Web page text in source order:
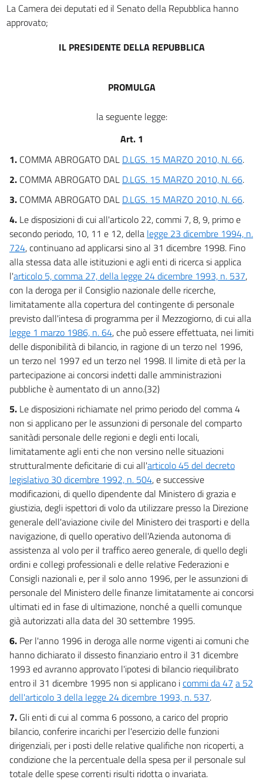
La Camera dei deputati ed il Senato della Repubblica hanno
approvato;
IL PRESIDENTE DELLA REPUBBLICA
PROMULGA
la seguente legge:
Art. 1
1. COMMA ABROGATO DAL D.LGS. 15 MARZO 2010, N. 66.
2. COMMA ABROGATO DAL D.LGS. 15 MARZO 2010, N. 66.
3. COMMA ABROGATO DAL D.LGS. 15 MARZO 2010, N. 66.
4. Le disposizioni di cui all'articolo 22, commi 7, 8, 9, primo e
secondo periodo, 10, 11 e 12, della legge 23 dicembre 1994, n.
724, continuano ad applicarsi sino al 31 dicembre 1998. Fino
alla stessa data alle istituzioni e agli enti di ricerca si applica
l'articolo 5, comma 27, della legge 24 dicembre 1993, n. 537,
con la deroga per il Consiglio nazionale delle ricerche,
limitatamente alla copertura del contingente di personale
previsto dall'intesa di programma per il Mezzogiorno, di cui alla
legge 1 marzo 1986, n. 64, che può essere effettuata, nei limiti
delle disponibilità di bilancio, in ragione di un terzo nel 1996,
un terzo nel 1997 ed un terzo nel 1998. Il limite di età per la
partecipazione ai concorsi indetti dalle amministrazioni
pubbliche è aumentato di un anno.(32)
5. Le disposizioni richiamate nel primo periodo del comma 4
non si applicano per le assunzioni di personale del comparto
sanitàdi personale delle regioni e degli enti locali,
limitatamente agli enti che non versino nelle situazioni
strutturalmente deficitarie di cui all'articolo 45 del decreto
legislativo 30 dicembre 1992, n. 504, e successive
modificazioni, di quello dipendente dal Ministero di grazia e
giustizia, degli ispettori di volo da utilizzare presso la Direzione
generale dell'aviazione civile del Ministero dei trasporti e della
navigazione, di quello operativo dell'Azienda autonoma di
assistenza al volo per il traffico aereo generale, di quello degli
ordini e collegi professionali e delle relative Federazioni e
Consigli nazionali e, per il solo anno 1996, per le assunzioni di
personale del Ministero delle finanze limitatamente ai concorsi
ultimati ed in fase di ultimazione, nonché a quelli comunque
già autorizzati alla data del 30 settembre 1995.
6. Per l'anno 1996 in deroga alle norme vigenti ai comuni che
hanno dichiarato il dissesto finanziario entro il 31 dicembre
1993 ed avranno approvato l'ipotesi di bilancio riequilibrato
entro il 31 dicembre 1995 non si applicano icommi da 47 a 52
dell'articolo 3 della legge 24 dicembre 1993, n. 537.
7. Gli enti di cui al comma 6 possono, a carico del proprio
bilancio, conferire incarichi per l'esercizio delle funzioni
dirigenziali, per i posti delle relative qualifiche non ricoperti, a
condizione che la percentuale della spesa per il personale sul
totale delle spese correnti risulti ridotta o invariata.